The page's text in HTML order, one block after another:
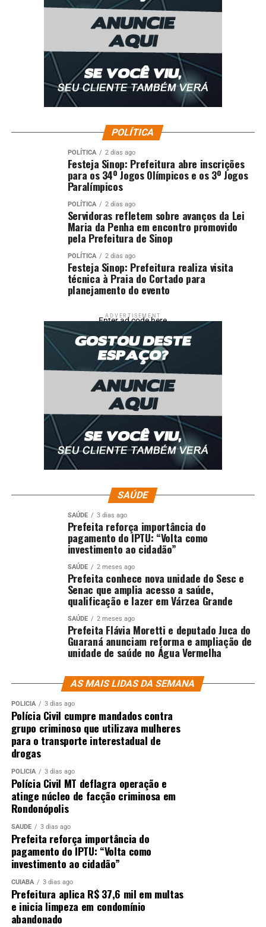
POLÍTICA
POLÍTICA 2 dias ago
Festeja Sinop: Prefeitura abre inscrições
para os 34º Jogos Olímpicos e os 3º Jogos
Paralímpicos
POLÍTICA 2 dias ago
Servidoras refletem sobre avanços da Lei
Maria da Penha em encontro promovido
pela Prefeitura de Sinop
POLÍTICA 2 dias ago
Festeja Sinop: Prefeitura realiza visita
técnica à Praia do Cortado para
planejamento do evento
ADVERTISEMENT
Enter ad code here
SAÚDE
SAÚDE 3 dias ago
Prefeita reforça importância do
pagamento do IPTU: “Volta como
investimento ao cidadão”
SAÚDE 2 meses ago
Prefeita conhece nova unidade do Sesc e
Senac que amplia acesso a saúde,
qualificação e lazer em Várzea Grande
SAÚDE 2 meses ago
Prefeita Flávia Moretti e deputado Juca do
Guaraná anunciam reforma e ampliação de
unidade de saúde no Água Vermelha
AS MAIS LIDAS DA SEMANA
POLÍCIA 3 dias ago
Polícia Civil cumpre mandados contra
grupo criminoso que utilizava mulheres
para o transporte interestadual de
drogas
POLÍCIA 3 dias ago
Polícia Civil MT deflagra operação e
atinge núcleo de facção criminosa em
Rondonópolis
SAÚDE 3 dias ago
Prefeita reforça importância do
pagamento do IPTU: “Volta como
investimento ao cidadão”
CUIABÁ 3 dias ago
Prefeitura aplica R$ 37,6 mil em multas
e inicia limpeza em condomínio
abandonado